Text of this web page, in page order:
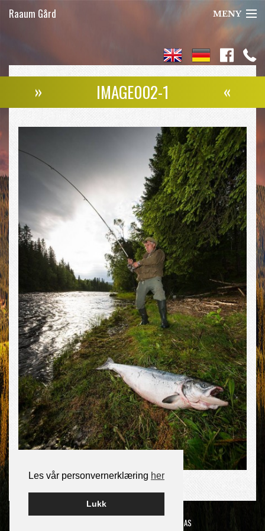
Les vår personvernerklæring her
Lukk
Raaum Gård MENY
Laksefiske
Seterferie
» IMAGE002-1 «
Smart Media AS